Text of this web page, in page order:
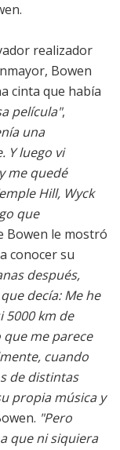
realizador
Bowen
cinta que había
película",
una
Y luego vi
me quedé
Hill, Wyck
que
Bowen le mostró
conocer su
después,
decía: Me he
5000 km de
me parece
cuando
de distintas
propia música y
"Pero
que ni siquiera